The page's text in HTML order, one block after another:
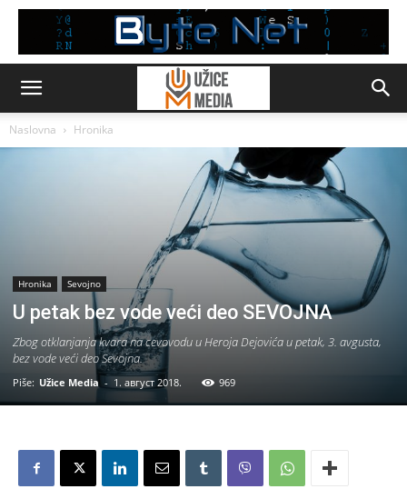
Naslovna Hronika
Hronika Sevojno
U petak bez vode veći deo SEVOJNA
Zbog otklanjanja kvara na cevovodu u Heroja Dejovića u petak, 3. avgusta,
bez vode veći deo Sevojna.
Piše: Užice Media - 1. август 2018. 969